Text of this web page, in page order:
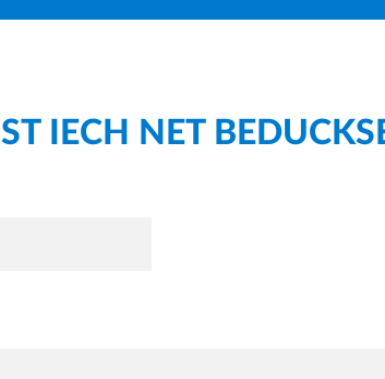
IECH NET